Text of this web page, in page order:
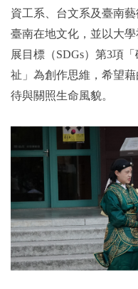
資工系、台文系及臺南
臺南在地文化，並以大
展目標（SDGs）第3項
祉」為創作思維，希望
待與關照生命風貌。